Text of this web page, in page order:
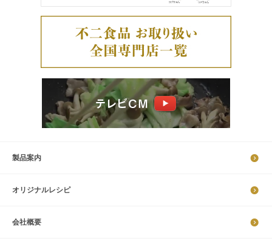
製品案内
オリジナルレシピ
会社概要